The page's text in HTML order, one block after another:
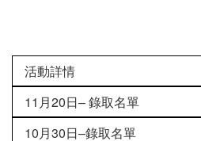
活動詳情
11月20日– 錄取名單
10月30日–錄取名單